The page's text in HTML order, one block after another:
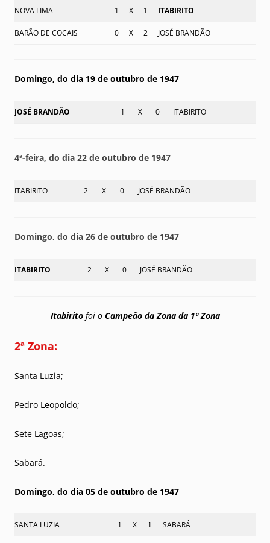
NOVA LIMA 1 X 1 ITABIRITO
BARÃO DE COCAIS 0 X 2 JOSÉ BRANDÃO
Domingo, do dia 19 de outubro de 1947
JOSÉ BRANDÃO 1 X 0 ITABIRITO
4ª-feira, do dia 22 de outubro de 1947
ITABIRITO 2 X 0 JOSÉ BRANDÃO
Domingo, do dia 26 de outubro de 1947
ITABIRITO 2 X 0 JOSÉ BRANDÃO
Itabirito foi oCampeão da Zona da 1ª Zona
2ª Zona:
Santa Luzia;
Pedro Leopoldo;
Sete Lagoas;
Sabará.
Domingo, do dia 05 de outubro de 1947
SANTA LUZIA 1 X 1 SABARÁ